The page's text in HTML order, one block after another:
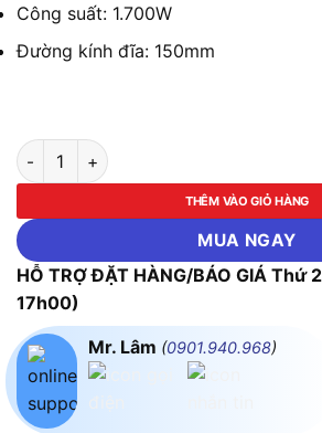
Công suất: 1.700W
Đường kính đĩa: 150mm
Máy mài góc Bosch GWS 17-150 CI số
THÊM VÀO GIỎ HÀNG
MUA NGAY
HỖ TRỢ ĐẶT HÀNG/BÁO GIÁ Thứ
17h00)
Mr. Lâm (0901.940.968)